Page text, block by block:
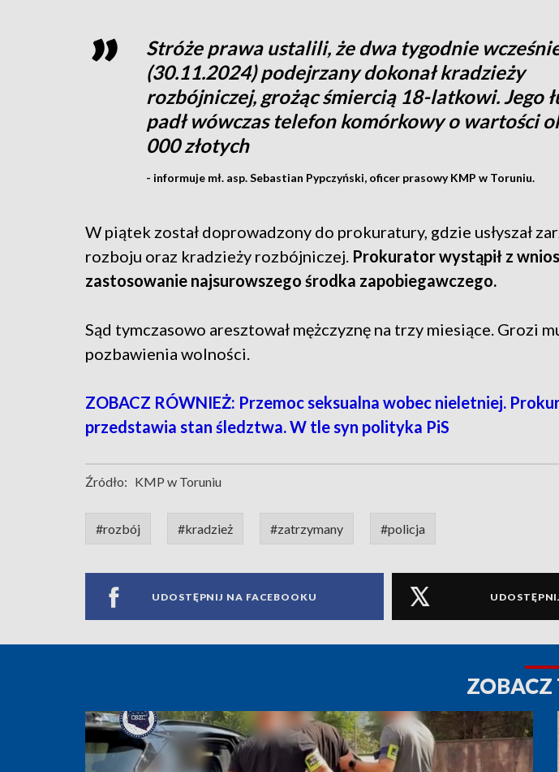
Stróże prawa ustalili, że dwa tygodnie
(30.11.2024) podejrzany dokonał kradzieży
rozbójniczej, grożąc śmiercią 18-latkowi. Jego
padł wówczas telefon komórkowy o wartości
000 złotych
- informuje mł. asp. Sebastian Pypczyński, oficer prasowy KMP w Toruniu.
W piątek został doprowadzony do prokuratury, gdzie usłyszał
rozboju oraz kradzieży rozbójniczej. Prokurator wystąpił z
zastosowanie najsurowszego środka zapobiegawczego.
Sąd tymczasowo aresztował mężczyznę na trzy miesiące. Grozi
pozbawienia wolności.
ZOBACZ RÓWNIEŻ: Przemoc seksualna wobec nieletniej.
przedstawia stan śledztwa. W tle syn polityka PiS
Źródło: KMP w Toruniu
#rozbój #kradzież #zatrzymany #policja
UDOSTĘPNIJ NA FACEBOOKU
ZOBACZ